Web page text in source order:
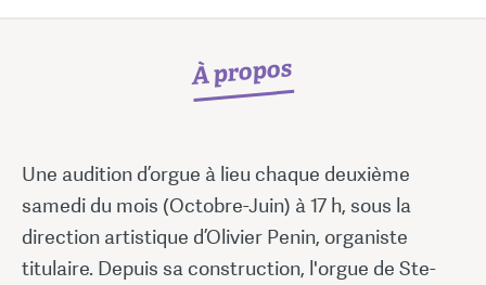
À propos
Une audition d’orgue à lieu chaque deuxième
samedi du mois (Octobre-Juin) à 17 h, sous la
direction artistique d’Olivier Penin, organiste
titulaire. Depuis sa construction, l'orgue de Ste-